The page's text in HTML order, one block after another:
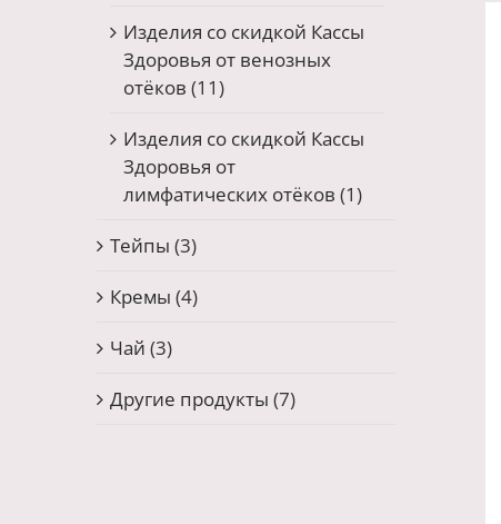
Изделия со скидкой Кассы
Здоровья от венозных
отёков (11)
Изделия со скидкой Кассы
Здоровья от
лимфатических отёков (1)
Тейпы (3)
Кремы (4)
Чай (3)
Другие продукты (7)